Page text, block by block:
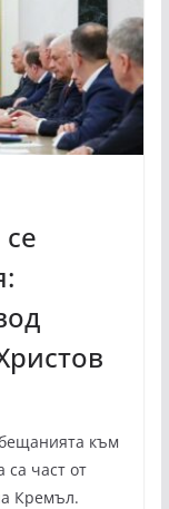
към
са част от
Кремъл.